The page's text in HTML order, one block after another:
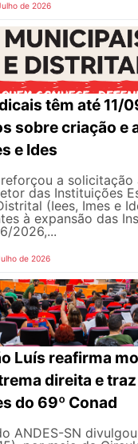
de 2026
têm até 11/
sobre criação e
e Ides
reforçou a solicitação
das Instituições
(Iees, Imes e
à expansão das
2026,...
de 2026
Luís reafirma
direita e traz
do 69º Conad
ANDES-SN